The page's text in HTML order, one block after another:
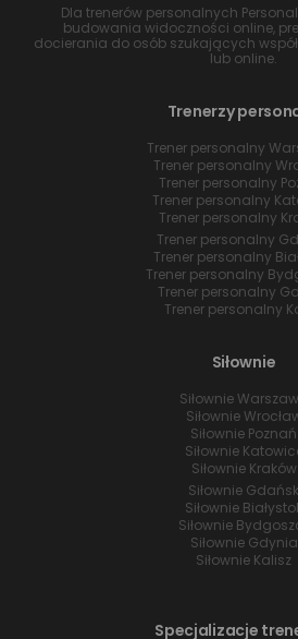
Dla trenerów personalnych
budowania widoczności online,
docierania do osób szukających
lub online.
Trenerzy
Trener personalny
Trener personalny
Trener personalny
Trener personalny
Trener personalny
Trener personalny
Trener personalny
Trener personalny
Trener personalny
Trener personalny
Siłownie
Siłownie
Siłownie
Siłownie Poznań
Siłownie
Siłownie Kraków
Siłownie Gdańsk
Siłownie
Siłownie
Siłownie Gdynia
Siłownie Kalisz
Specjalizacje